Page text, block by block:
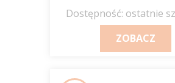
Dostępność: ostatnie
ZOBACZ